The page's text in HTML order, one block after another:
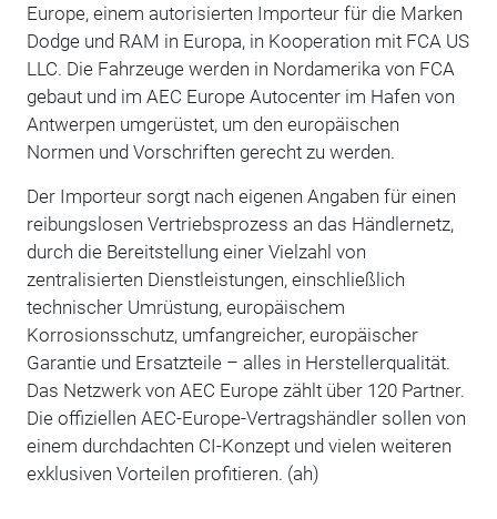
Europe, einem autorisierten Importeur für die Marken
Dodge und RAM in Europa, in Kooperation mit FCA US
LLC. Die Fahrzeuge werden in Nordamerika von FCA
gebaut und im AEC Europe Autocenter im Hafen von
Antwerpen umgerüstet, um den europäischen
Normen und Vorschriften gerecht zu werden.
Der Importeur sorgt nach eigenen Angaben für einen
reibungslosen Vertriebsprozess an das Händlernetz,
durch die Bereitstellung einer Vielzahl von
zentralisierten Dienstleistungen, einschließlich
technischer Umrüstung, europäischem
Korrosionsschutz, umfangreicher, europäischer
Garantie und Ersatzteile – alles in Herstellerqualität.
Das Netzwerk von AEC Europe zählt über 120 Partner.
Die offiziellen AEC-Europe-Vertragshändler sollen von
einem durchdachten CI-Konzept und vielen weiteren
exklusiven Vorteilen profitieren. (ah)